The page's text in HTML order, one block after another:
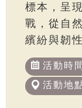
標本，呈
戰，從自
繽紛與韌性
活動時間
活動地